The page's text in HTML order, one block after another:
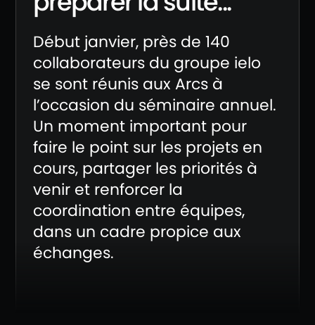
Début janvier, près de 140
collaborateurs du groupe ielo
se sont réunis aux Arcs à
l’occasion du séminaire annuel.
Un moment important pour
faire le point sur les projets en
cours, partager les priorités à
venir et renforcer la
coordination entre équipes,
dans un cadre propice aux
échanges.